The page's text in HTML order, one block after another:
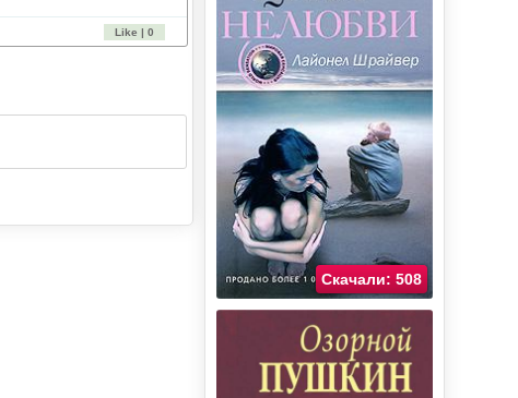
Like | 0
Скачали: 508